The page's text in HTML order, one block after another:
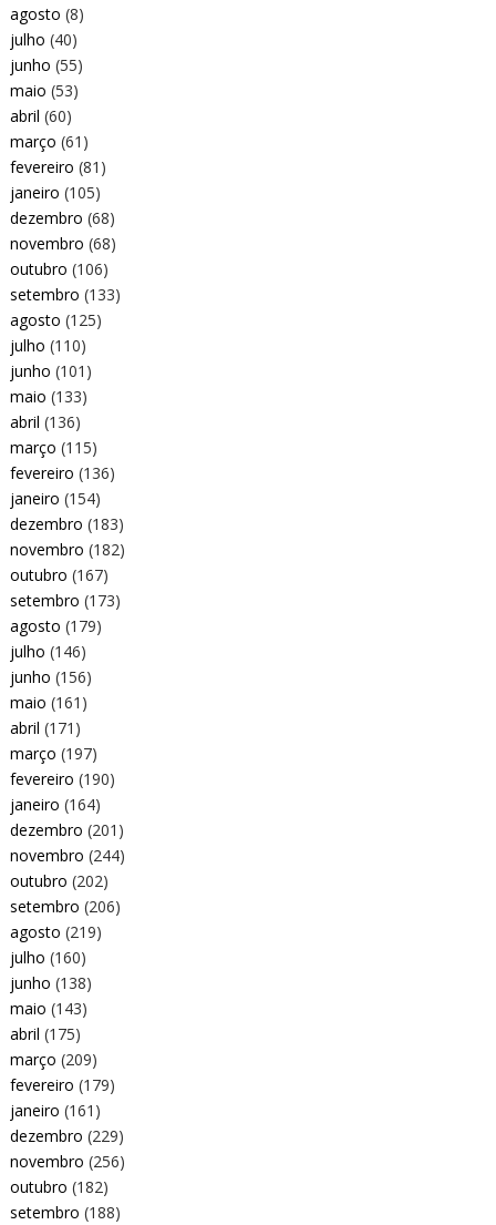
agosto (8)
julho (40)
junho (55)
maio (53)
abril (60)
março (61)
fevereiro (81)
janeiro (105)
dezembro (68)
novembro (68)
outubro (106)
setembro (133)
agosto (125)
julho (110)
junho (101)
maio (133)
abril (136)
março (115)
fevereiro (136)
janeiro (154)
dezembro (183)
novembro (182)
outubro (167)
setembro (173)
agosto (179)
julho (146)
junho (156)
maio (161)
abril (171)
março (197)
fevereiro (190)
janeiro (164)
dezembro (201)
novembro (244)
outubro (202)
setembro (206)
agosto (219)
julho (160)
junho (138)
maio (143)
abril (175)
março (209)
fevereiro (179)
janeiro (161)
dezembro (229)
novembro (256)
outubro (182)
setembro (188)